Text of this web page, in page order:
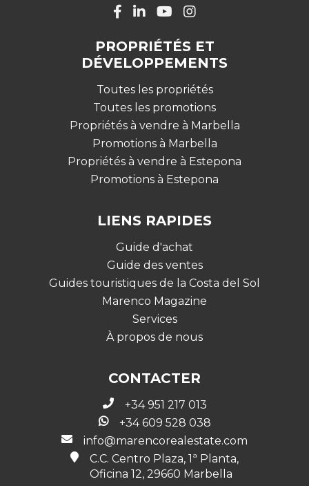
PROPRIÉTÉS ET
DÉVELOPPEMENTS
Toutes les propriétés
Toutes les promotions
Propriétés à vendre à Marbella
Promotions à Marbella
Propriétés à vendre à Estepona
Promotions à Estepona
LIENS RAPIDES
Guide d'achat
Guide des ventes
Guides touristiques de la Costa del Sol
Marenco Magazine
Services
À propos de nous
CONTACTER
+34 951 217 013
+34 609 528 038
info@marencorealestate.com
C.C. Centro Plaza, 1ª Planta,
Oficina 12, 29660 Marbella